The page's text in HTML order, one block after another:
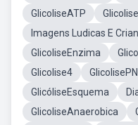
GlicoliseATP
Imagens Ludicas E
GlicoliseEnzima
Glicolise4
GlicóliseEsquema
GlicoliseAnaerobica